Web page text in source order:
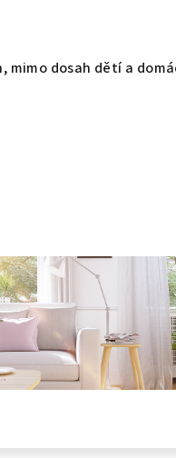
mimo dosah dětí a